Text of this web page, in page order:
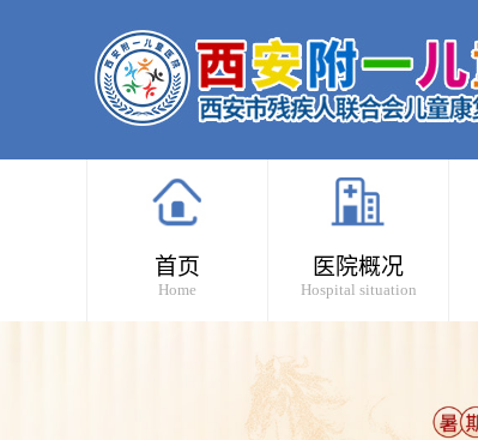
首页
Home
医院概况
Hospital situation